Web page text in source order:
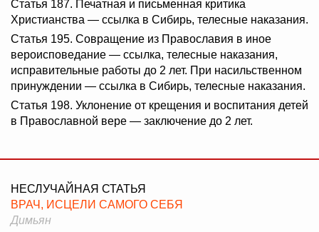
Статья 187. Печатная и письменная критика
Христианства — ссылка в Сибирь, телесные наказания.
Статья 195. Совращение из Православия в иное
вероисповедание — ссылка, телесные наказания,
исправительные работы до 2 лет. При насильственном
принуждении — ссылка в Сибирь, телесные наказания.
Статья 198. Уклонение от крещения и воспитания детей
в Православной вере — заключение до 2 лет.
НЕСЛУЧАЙНАЯ СТАТЬЯ
ВРАЧ, ИСЦЕЛИ САМОГО СЕБЯ
Димьян